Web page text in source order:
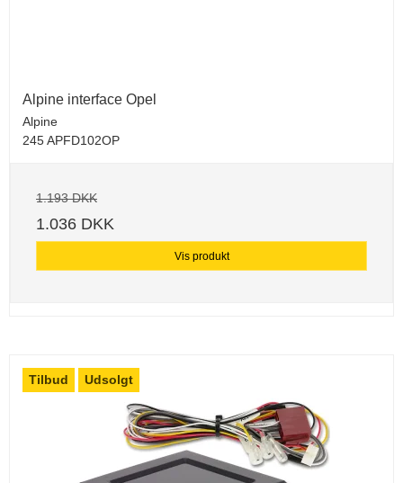
Alpine interface Opel
Alpine
245 APFD102OP
1.193 DKK
1.036 DKK
Vis produkt
Tilbud Udsolgt